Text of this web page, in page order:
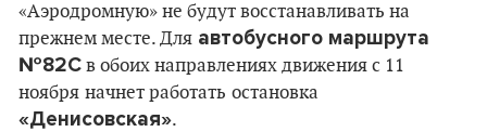
«Аэродромную» не будут восстанавливать на
прежнем месте. Для автобусного маршрута
№82С в обоих направлениях движения с 11
ноября начнет работать остановка
«Денисовская».